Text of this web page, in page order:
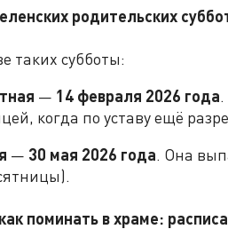
родительских
таких субботы:
— 14 февраля 2026 года
когда по уставу ещё
— 30 мая 2026 года. Она
поминать в храме: